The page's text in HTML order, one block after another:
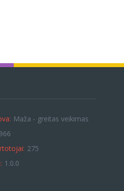
Maža - greitas veikimas
275
1.0.0